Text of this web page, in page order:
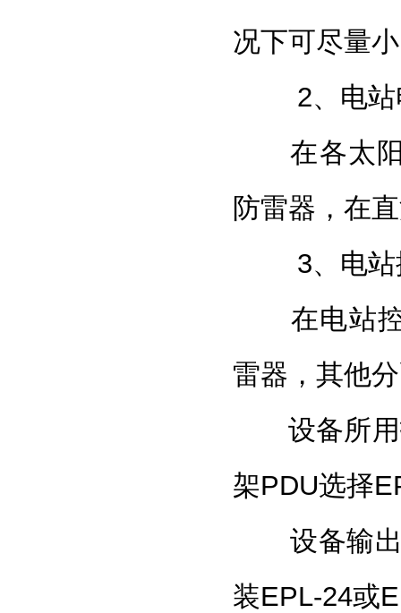
况下可尽量
2、电站
在各太阳
防雷器 ，在
3、电站
在电站控
雷器 ，其他
设备所用
架PDU选择
设备输出
装EPL-24或